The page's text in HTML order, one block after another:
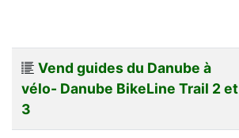
Vend guides du Danube à
vélo- Danube BikeLine Trail 2 et
3